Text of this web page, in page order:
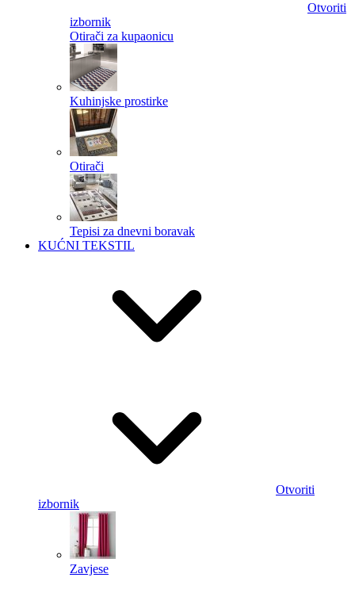
Otvoriti
izbornik
Otirači za kupaonicu
Kuhinjske prostirke
Otirači
Tepisi za dnevni boravak
KUĆNI TEKSTIL
Otvoriti
izbornik
Zavjese